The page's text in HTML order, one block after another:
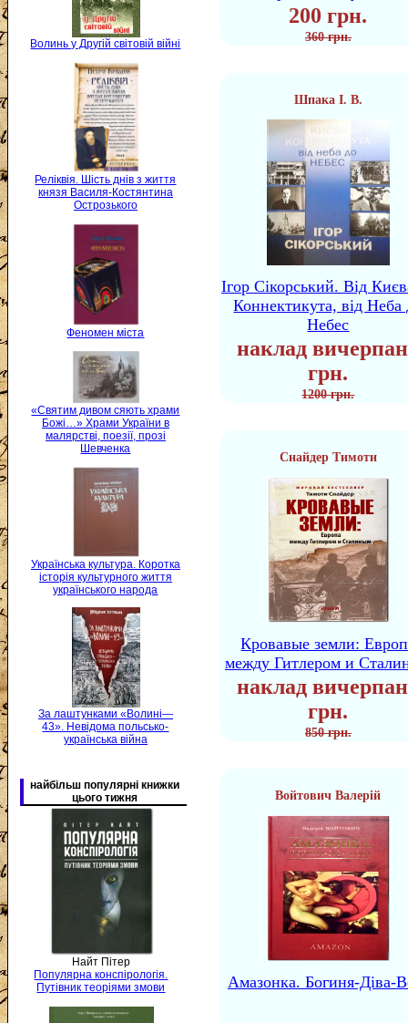
Волинь у Другій світовій війні
Реліквія. Шість днів з життя
князя Василя-Костянтина
Острозького
Феномен міста
«Святим дивом сяють храми
Божі…» Храми України в
малярстві, поезії, прозі
Шевченка
Українська культура. Коротка
історія культурного життя
українського народа
За лаштунками «Волині—
43». Невідома польсько-
українська війна
найбільш популярні книжки
цього тижня
Найт Пітер
Популярна конспірологія.
Путівник теоріями змови
200 грн.
360 грн.
Шпака І. В.
Ігор Сікорський. Від
Коннектикута, від Неба
Небес
наклад
грн.
1200 грн.
Снайдер Тимоти
Кровавые земли:
между Гитлером и
наклад
грн.
850 грн.
Войтович Валерій
Амазонка. Богиня-Діва-